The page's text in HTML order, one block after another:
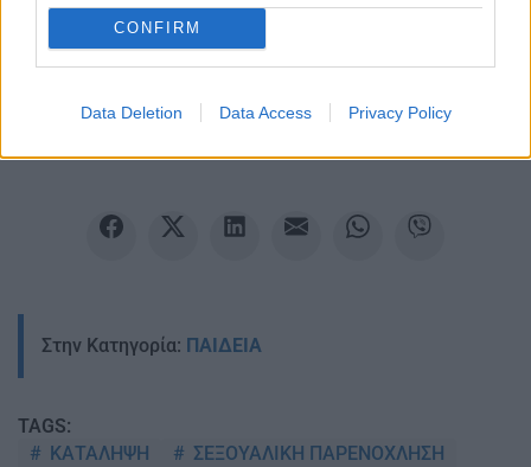
CONFIRM
Data Deletion Data Access Privacy Policy
Ακολουθείστε το iPaideia.gr στο Google News
TελευταίεςΕιδήσειςγια την Παιδεία και την εργασία
Στην Κατηγορία: ΠΑΙΔΕΙΑ
TAGS:
ΚΑΤΑΛΗΨΗ
ΣΕΞΟΥΑΛΙΚΗ ΠΑΡΕΝΟΧΛΗΣΗ